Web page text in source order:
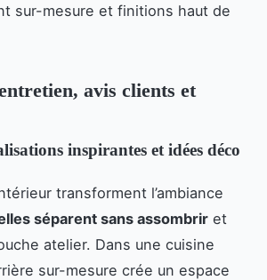
sur-mesure et finitions haut de
avis clients et
inspirantes et idées déco
transforment l’ambiance
séparent sans assombrir et
atelier. Dans une cuisine
sur-mesure crée un espace